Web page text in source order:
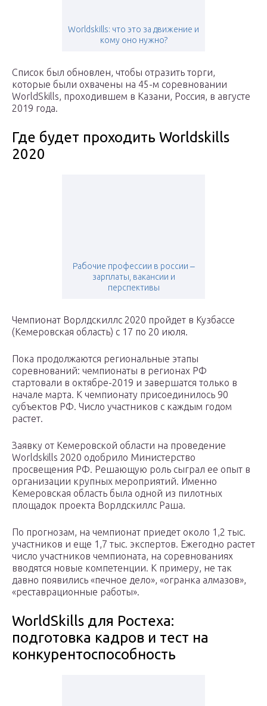
Worldskills: что это за движение и
кому оно нужно?
Список был обновлен, чтобы отразить торги,
которые были охвачены на 45-м соревновании
WorldSkills, проходившем в Казани, Россия, в августе
2019 года.
Где будет проходить Worldskills
2020
Рабочие профессии в россии ‒
зарплаты, вакансии и
перспективы
Чемпионат Ворлдскиллс 2020 пройдет в Кузбассе
(Кемеровская область) с 17 по 20 июля.
Пока продолжаются региональные этапы
соревнований: чемпионаты в регионах РФ
стартовали в октябре-2019 и завершатся только в
начале марта. К чемпионату присоединилось 90
субъектов РФ. Число участников с каждым годом
растет.
Заявку от Кемеровской области на проведение
Worldskills 2020 одобрило Министерство
просвещения РФ. Решающую роль сыграл ее опыт в
организации крупных мероприятий. Именно
Кемеровская область была одной из пилотных
площадок проекта Ворлдскиллс Раша.
По прогнозам, на чемпионат приедет около 1,2 тыс.
участников и еще 1,7 тыс. экспертов. Ежегодно растет
число участников чемпионата, на соревнованиях
вводятся новые компетенции. К примеру, не так
давно появились «печное дело», «огранка алмазов»,
«реставрационные работы».
WorldSkills для Ростеха:
подготовка кадров и тест на
конкурентоспособность